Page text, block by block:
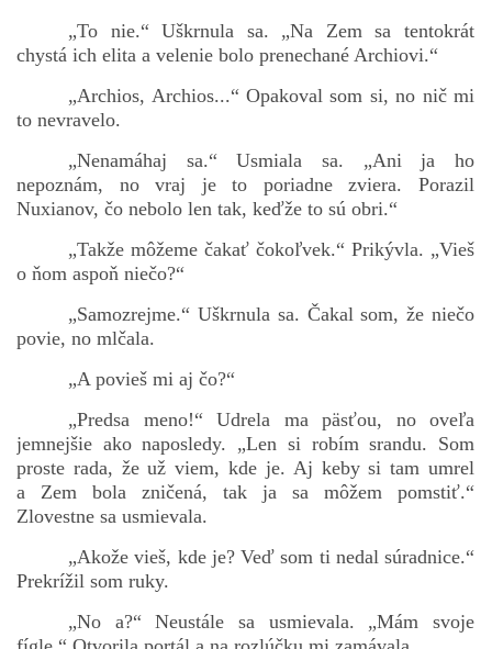
„To nie.“ Uškrnula sa. „Na Zem sa tentokrát
chystá ich elita a velenie bolo prenechané Archiovi.“
„Archios, Archios...“ Opakoval som si, no nič mi
to nevravelo.
„Nenamáhaj sa.“ Usmiala sa. „Ani ja ho
nepoznám, no vraj je to poriadne zviera. Porazil
Nuxianov, čo nebolo len tak, keďže to sú obri.“
„Takže môžeme čakať čokoľvek.“ Prikývla. „Vieš
o ňom aspoň niečo?“
„Samozrejme.“ Uškrnula sa. Čakal som, že niečo
povie, no mlčala.
„A povieš mi aj čo?“
„Predsa meno!“ Udrela ma päsťou, no oveľa
jemnejšie ako naposledy. „Len si robím srandu. Som
proste rada, že už viem, kde je. Aj keby si tam umrel
a Zem bola zničená, tak ja sa môžem pomstiť.“
Zlovestne sa usmievala.
„Akože vieš, kde je? Veď som ti nedal súradnice.“
Prekrížil som ruky.
„No a?“ Neustále sa usmievala. „Mám svoje